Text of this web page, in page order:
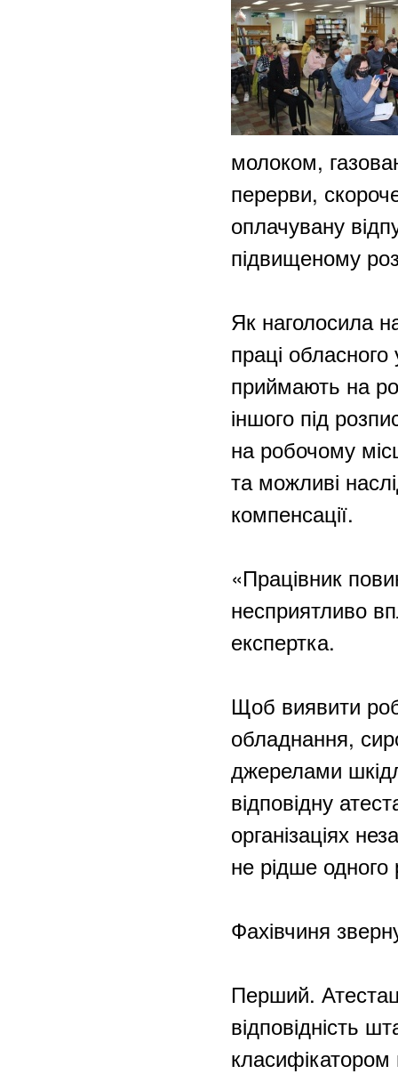
молоком,
перерви,
оплачувану
підвищеному
Як наголосила
праці
приймають на
іншого під
на робочому
та можливі
компенсації.
«Працівник
несприятливо
експертка.
Щоб виявити
обладнання,
джерелами
відповідну
організаціях
не рідше одного
Фахівчиня
Перший.
відповідність